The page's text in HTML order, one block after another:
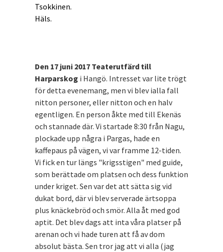
Tsokkinen.
Häls.
Den 17 juni 2017 Teaterutfärd till
Harparskog i Hangö. Intresset var lite trögt
för detta evenemang, men vi blev ialla fall
nitton personer, eller nitton och en halv
egentligen. En person åkte med till Ekenäs
och stannade där. Vi startade 8:30 från Nagu,
plockade upp några i Pargas, hade en
kaffepaus på vägen, vi var framme 12-tiden.
Vi fick en tur längs "krigsstigen" med guide,
som berättade om platsen och dess funktion
under kriget. Sen var det att sätta sig vid
dukat bord, där vi blev serverade ärtsoppa
plus knäckebröd och smör. Alla åt med god
aptit. Det blev dags att inta våra platser på
arenan och vi hade turen att få av dom
absolut bästa. Sen tror jag att vi alla (jag